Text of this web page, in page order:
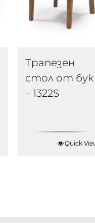
Трапезен
стол от бук
– 1322S
Quick